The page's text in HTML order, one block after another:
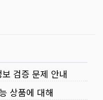
검증 문제 안내
상품에 대해